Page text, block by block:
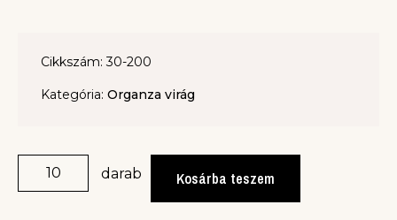
Cikkszám: 30-200
Kategória: Organza virág
darab Kosárba teszem